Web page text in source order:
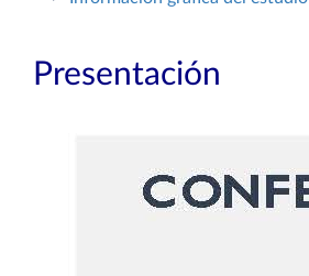
Presentación